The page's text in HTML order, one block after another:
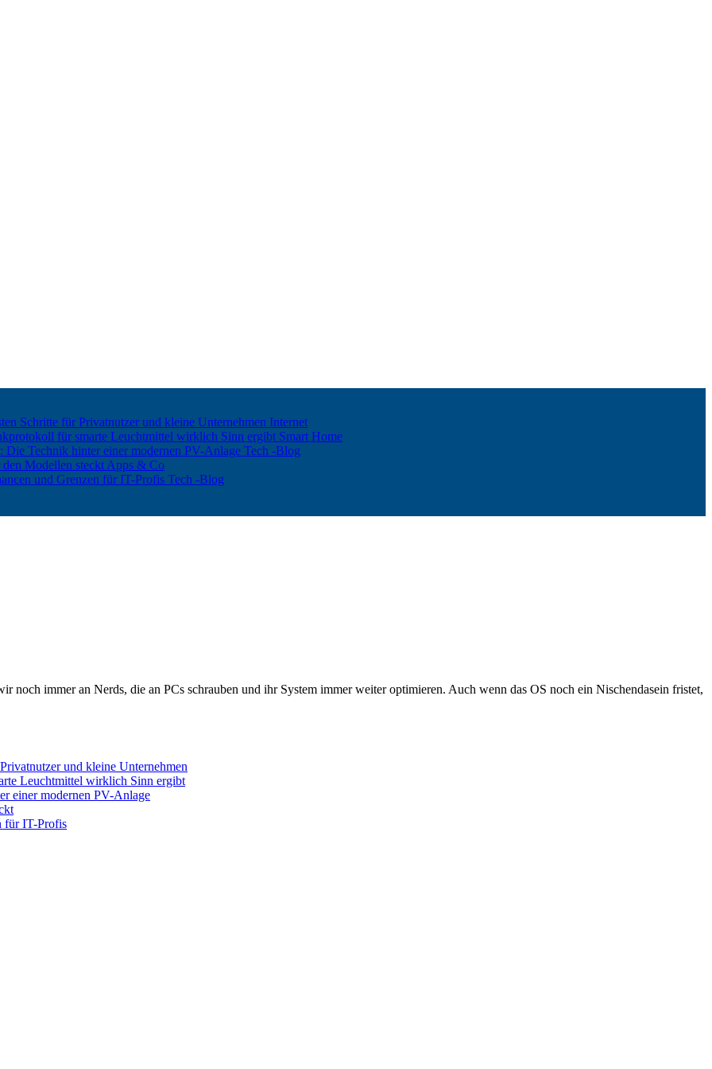
Schritte für Privatnutzer und kleine Unternehmen Internet
für smarte Leuchtmittel wirklich Sinn ergibt Smart Home
Die Technik hinter einer modernen PV-Anlage Tech -Blog
Modellen steckt Apps & Co
und Grenzen für IT-Profis Tech -Blog
immer an Nerds, die an PCs schrauben und ihr System immer weiter optimieren. Auch wenn das OS noch ein Nischendasein fristet,
und kleine Unternehmen
Leuchtmittel wirklich Sinn ergibt
einer modernen PV-Anlage
für IT-Profis